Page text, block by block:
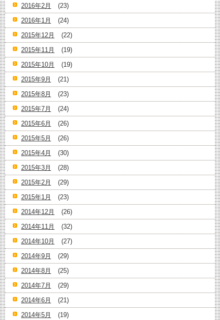
2016年2月
(23)
2016年1月
(24)
2015年12月
(22)
2015年11月
(19)
2015年10月
(19)
2015年9月
(21)
2015年8月
(23)
2015年7月
(24)
2015年6月
(26)
2015年5月
(26)
2015年4月
(30)
2015年3月
(28)
2015年2月
(29)
2015年1月
(23)
2014年12月
(26)
2014年11月
(32)
2014年10月
(27)
2014年9月
(29)
2014年8月
(25)
2014年7月
(29)
2014年6月
(21)
2014年5月
(19)